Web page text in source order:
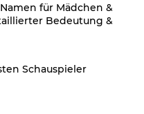
für Mädchen &
Bedeutung &
Schauspieler